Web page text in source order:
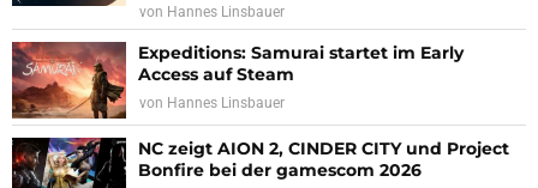
von Hannes Linsbauer
Expeditions: Samurai startet im Early
Access auf Steam
von Hannes Linsbauer
NC zeigt AION 2, CINDER CITY und Project
Bonfire bei der gamescom 2026